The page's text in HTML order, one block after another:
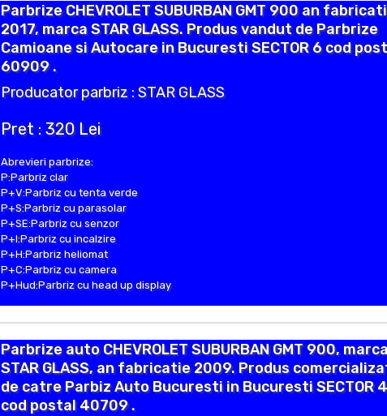
Parbrize CHEVROLET SUBURBAN GMT 900 an
2017, marca STAR GLASS. Produs vandut de Parbrize
Camioane si Autocare in Bucuresti SECTOR 6 cod
60909 .
Producator parbriz : STAR GLASS
Pret : 320 Lei
Abrevieri parbrize:
P:Parbriz clar
P+V:Parbriz cu tenta verde
P+S:Parbriz cu parasolar
P+SE:Parbriz cu senzor
P+I:Parbriz cu incalzire
P+H:Parbriz heliomat
P+C:Parbriz cu camera
P+Hud:Parbriz cu head up display
Parbrize auto CHEVROLET SUBURBAN GMT 900,
STAR GLASS, an fabricatie 2009. Produs
de catre Parbiz Auto Bucuresti in Bucuresti SECTOR 4
cod postal 40709 .